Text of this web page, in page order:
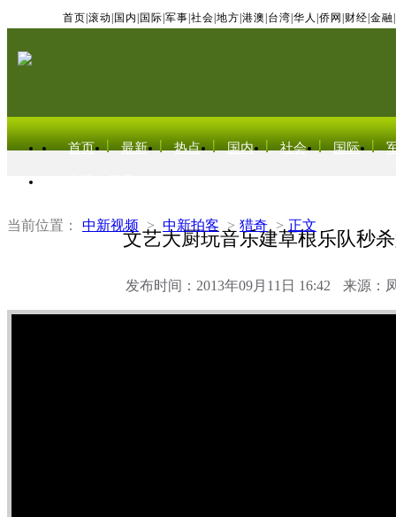
首页 滚动 国内 国际 军事 社会 地方 港澳 台湾 华人 侨网 财经 金融
首页 最新 热点 国内 社会 国际
当前位置： 中新视频 > 中新拍客 > 猎奇 > 正文
文艺大厨玩音乐建草根乐队秒
发布时间：2013年09月11日 16:42 来源：